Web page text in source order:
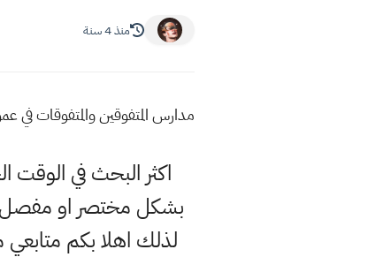
منذ 4 سنة
مدارس المتفوقين والمتفوقات في
اكثر البحث في الوقت
بشكل مختصر او مفصل
لذلك اهلا بكم متابعي